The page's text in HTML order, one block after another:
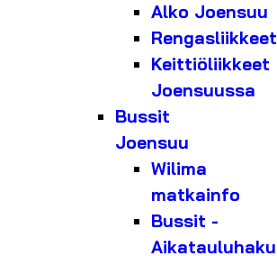
Alko Joensuu
Rengasliikkeet
Keittiöliikkeet
Joensuussa
Bussit
Joensuu
Wilima
matkainfo
Bussit -
Aikatauluhaku